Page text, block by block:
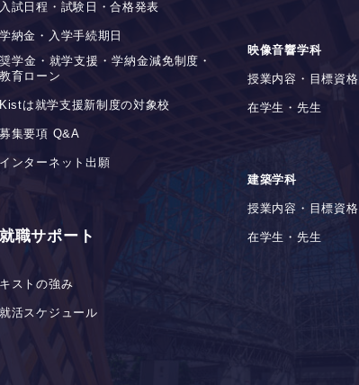
入試日程・試験日・合格発表
学納金・入学手続期日
奨学金・就学支援・学納金減免制度・
教育ローン
Kistは就学支援新制度の対象校
募集要項 Q&A
インターネット出願
就職サポート
キストの強み
就活スケジュール
映像音響学科
授業内容・目標資格
在学生・先生
建築学科
授業内容・目標資格
在学生・先生